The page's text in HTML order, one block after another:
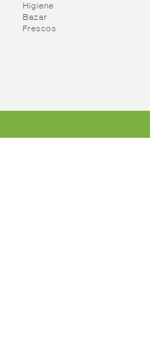
Higiene
Bazar
Frescos